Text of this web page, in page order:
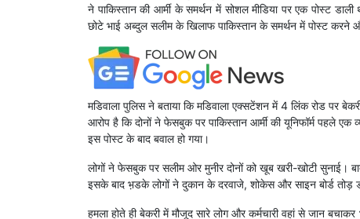
ने पाकिस्तान की आर्मी के समर्थन में सोशल मीडिया पर एक पोस्ट
छोटे भाई अब्दुल सलीम के खिलाफ पाकिस्तान के समर्थन में पोस्ट करने
मडिवाला पुलिस ने बताया कि मडिवाला एक्सटेंशन में 4 लिंक रोड पर
आरोप है कि दोनों ने फेसबुक पर पाकिस्तान आर्मी की यूनिफॉर्म पहले एक
इस पोस्ट के बाद बवाल हो गया।
लोगों ने फेसबुक पर सलीम ओर मुनीर दोनों को खूब खरी-खोटी सुनाई।
इसके बाद भ़डके लोगों ने दुकान के दरवाजे, शोकेस और साइन बोर्ड तोड़
हमला होते ही बेकरी में मौजूद सारे लोग और कर्मचारी वहां से जान